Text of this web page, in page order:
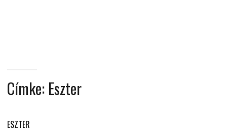
Címke: Eszter
ESZTER